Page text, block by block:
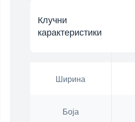
Клучни
карактеристики
Ширина
Боја